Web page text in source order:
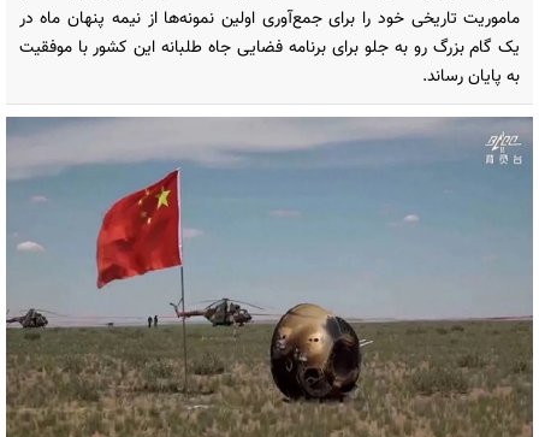
ماموریت تاریخی خود را برای جمع‌آوری اولین نمونه‌ها از نیمه پنهان ماه در
یک گام بزرگ رو به جلو برای برنامه فضایی جاه طلبانه این کشور با موفقیت
به پایان رساند.